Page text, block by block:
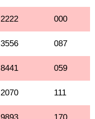
2222 000
3556 087
8441 059
2070 111